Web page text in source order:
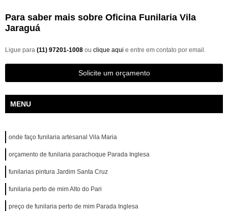
Para saber mais sobre Oficina Funilaria Vila
Jaraguá
Ligue para (11) 97201-1008 ou clique aqui e entre em contato por email.
Solicite um orçamento
MENU
onde faço funilaria artesanal Vila Maria
orçamento de funilaria parachoque Parada Inglesa
funilarias pintura Jardim Santa Cruz
funilaria perto de mim Alto do Pari
preço de funilaria perto de mim Parada Inglesa